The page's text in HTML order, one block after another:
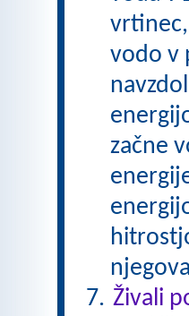
vodo v
začne
Živali